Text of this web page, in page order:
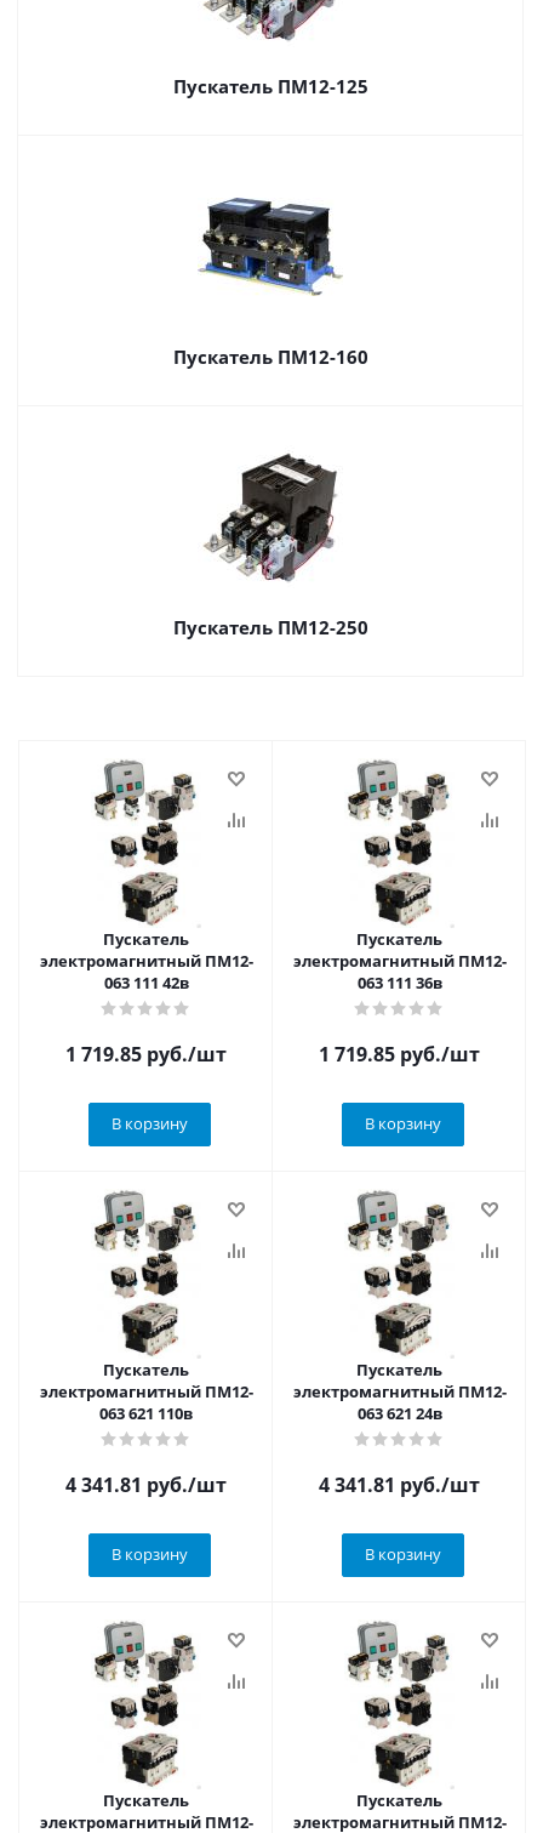
Пускатель ПМ12-125
Пускатель ПМ12-160
Пускатель ПМ12-250
Пускатель
электромагнитный ПМ12-
063 111 42в
1 719.85 руб./шт
В корзину
Пускатель
электромагнитный ПМ12-
063 111 36в
1 719.85 руб./шт
В корзину
Пускатель
электромагнитный ПМ12-
063 621 110в
4 341.81 руб./шт
В корзину
Пускатель
электромагнитный ПМ12-
063 621 24в
4 341.81 руб./шт
В корзину
Пускатель
электромагнитный ПМ12-
Пускатель
электромагнитный ПМ12-